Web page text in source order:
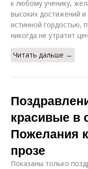
к любому ученику,
высоких достижений и
истинной гордостью,
никогда не утратит
Читать дальше →
красивые в
Пожелания
прозе
Показаны только